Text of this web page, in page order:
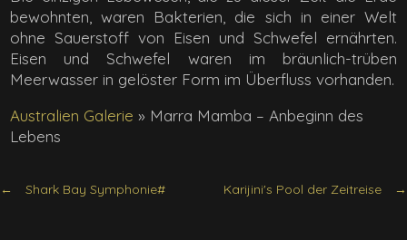
bewohnten, waren Bakterien, die sich in einer Welt
ohne Sauerstoff von Eisen und Schwefel ernährten.
Eisen und Schwefel waren im bräunlich-trüben
Meerwasser in gelöster Form im Überfluss vorhanden.
Australien Galerie » Marra Mamba – Anbeginn des
Lebens
Shark Bay Symphonie# Karijini's Pool der Zeitreise